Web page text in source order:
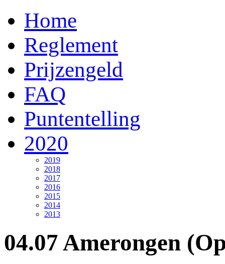
Home
Reglement
Prijzengeld
FAQ
Puntentelling
2020
2019
2018
2017
2016
2015
2014
2013
04.07 Amerongen